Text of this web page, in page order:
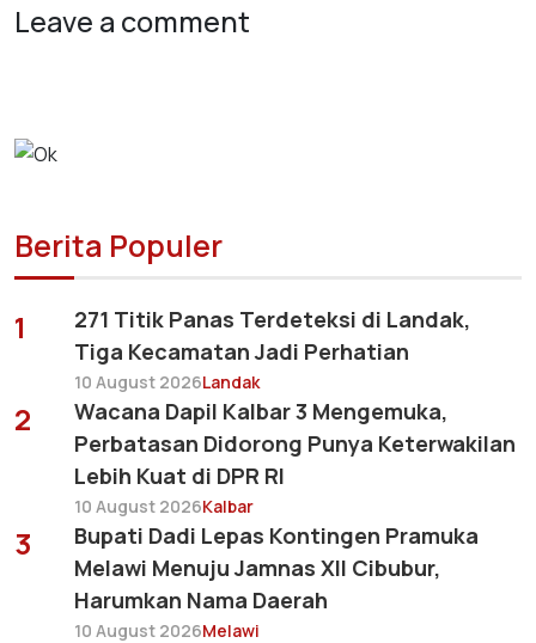
Leave a comment
Berita Populer
1
271 Titik Panas Terdeteksi di Landak,
Tiga Kecamatan Jadi Perhatian
10 August 2026Landak
2
Wacana Dapil Kalbar 3 Mengemuka,
Perbatasan Didorong Punya Keterwakilan
Lebih Kuat di DPR RI
10 August 2026Kalbar
3
Bupati Dadi Lepas Kontingen Pramuka
Melawi Menuju Jamnas XII Cibubur,
Harumkan Nama Daerah
10 August 2026Melawi